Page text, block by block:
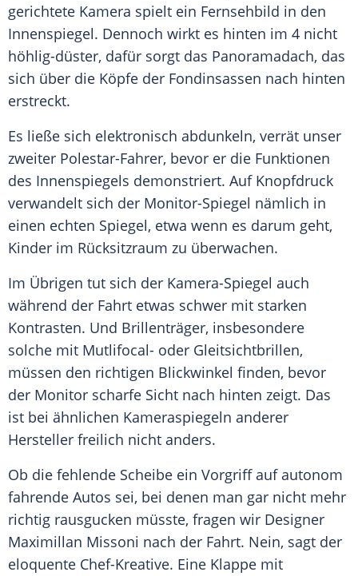
gerichtete Kamera spielt ein Fernsehbild in den
Innenspiegel. Dennoch wirkt es hinten im 4 nicht
höhlig-düster, dafür sorgt das Panoramadach, das
sich über die Köpfe der Fondinsassen nach hinten
erstreckt.
Es ließe sich elektronisch abdunkeln, verrät unser
zweiter Polestar-Fahrer, bevor er die Funktionen
des Innenspiegels demonstriert. Auf Knopfdruck
verwandelt sich der Monitor-Spiegel nämlich in
einen echten Spiegel, etwa wenn es darum geht,
Kinder im Rücksitzraum zu überwachen.
Im Übrigen tut sich der Kamera-Spiegel auch
während der Fahrt etwas schwer mit starken
Kontrasten. Und Brillenträger, insbesondere
solche mit Mutlifocal- oder Gleitsichtbrillen,
müssen den richtigen Blickwinkel finden, bevor
der Monitor scharfe Sicht nach hinten zeigt. Das
ist bei ähnlichen Kameraspiegeln anderer
Hersteller freilich nicht anders.
Ob die fehlende Scheibe ein Vorgriff auf autonom
fahrende Autos sei, bei denen man gar nicht mehr
richtig rausgucken müsste, fragen wir Designer
Maximillan Missoni nach der Fahrt. Nein, sagt der
eloquente Chef-Kreative. Eine Klappe mit